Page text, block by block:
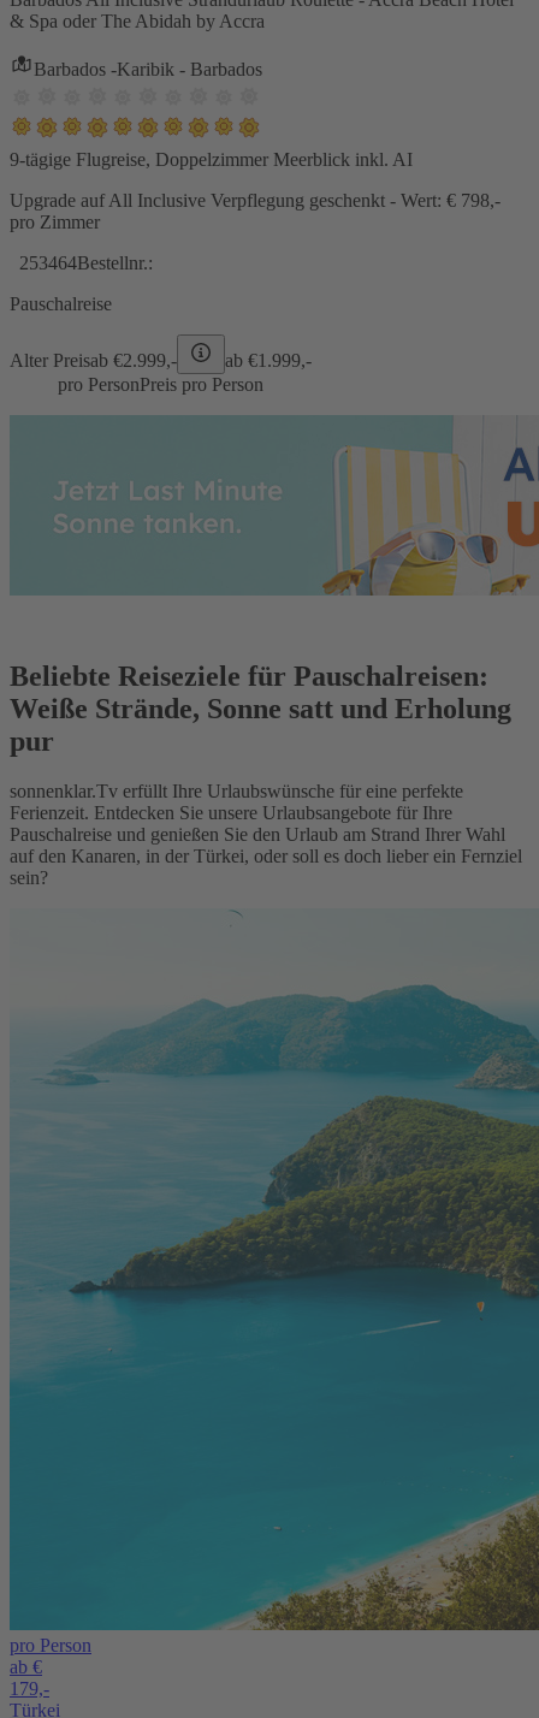
& Spa oder The Abidah by Accra
Barbados -Karibik - Barbados
9-tägige Flugreise, Doppelzimmer Meerblick inkl. AI
Upgrade auf All Inclusive Verpflegung geschenkt - Wert: € 798,-
pro Zimmer
253464Bestellnr.:
Pauschalreise
Alter Preisab €2.999,- ab €1.999,-
pro PersonPreis pro Person
Beliebte Reiseziele für Pauschalreisen:
Weiße Strände, Sonne satt und Erholung
pur
sonnenklar.Tv erfüllt Ihre Urlaubswünsche für eine perfekte
Ferienzeit. Entdecken Sie unsere Urlaubsangebote für Ihre
Pauschalreise und genießen Sie den Urlaub am Strand Ihrer Wahl
auf den Kanaren, in der Türkei, oder soll es doch lieber ein Fernziel
sein?
pro Person
ab €
179,-
Türkei